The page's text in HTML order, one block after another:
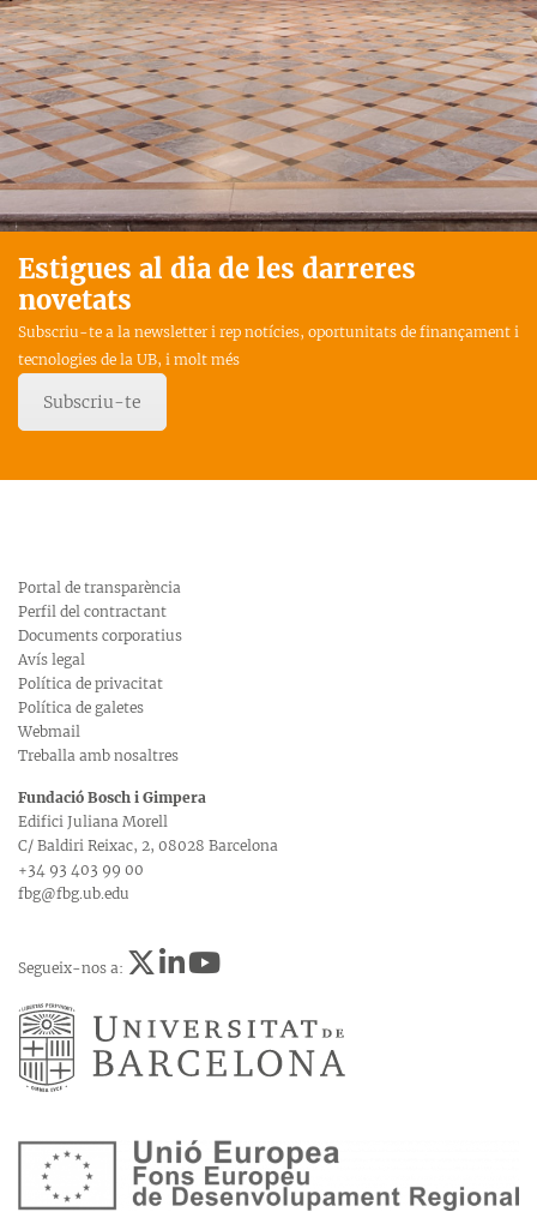
Estigues al dia de les darreres
novetats
Subscriu-te a la newsletter i rep notícies, oportunitats de finançament i
tecnologies de la UB, i molt més
Subscriu-te
Portal de transparència
Perfil del contractant
Documents corporatius
Avís legal
Política de privacitat
Política de galetes
Webmail
Treballa amb nosaltres
Fundació Bosch i Gimpera
Edifici Juliana Morell
C/ Baldiri Reixac, 2, 08028 Barcelona
+34 93 403 99 00
fbg@fbg.ub.edu
Segueix-nos a: